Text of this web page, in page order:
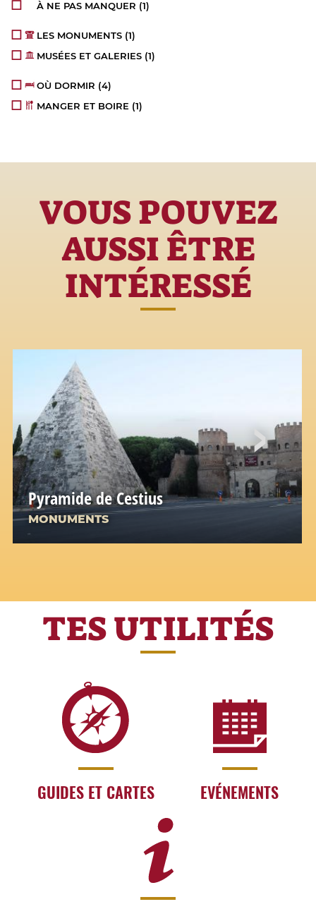
À NE PAS MANQUER (1)
LES MONUMENTS (1)
MUSÉES ET GALERIES (1)
OÙ DORMIR (4)
MANGER ET BOIRE (1)
VOUS POUVEZ
AUSSI ÊTRE
INTÉRESSÉ
Pyramide de Cestius
MONUMENTS
TES UTILITÉS
GUIDES ET CARTES EVÉNEMENTS